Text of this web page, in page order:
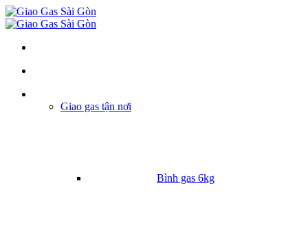
Giao gas tận nơi
Bình gas 6kg